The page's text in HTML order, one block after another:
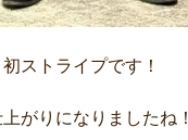
ストライプです！
がりになりましたね！